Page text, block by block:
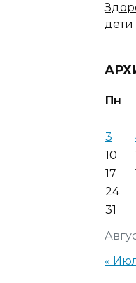
дети
Пн
3
10
17
24
31
«